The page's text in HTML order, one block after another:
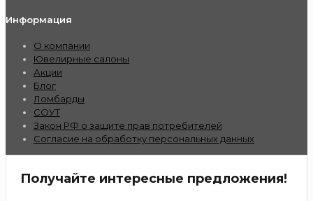
Информация
О компании
Ювелирные салоны
Акции
Блог
Ломбарды
СОУТ
Закон РФ о защите прав потребителей
Согласие на обработку персональных данных
Получайте интересные предложения!